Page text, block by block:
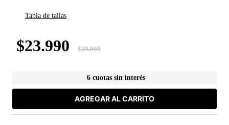
Tabla de tallas
$23.990 $39.990
6 cuotas sin interés
AGREGAR AL CARRITO